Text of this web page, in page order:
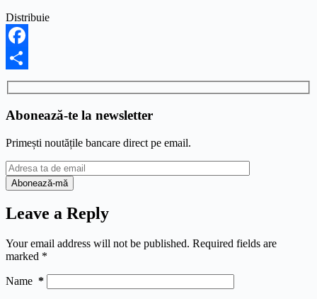
Distribuie
Facebook
Share
Abonează-te la newsletter
Primești noutățile bancare direct pe email.
Leave a Reply
Your email address will not be published. Required fields are
marked *
Name *